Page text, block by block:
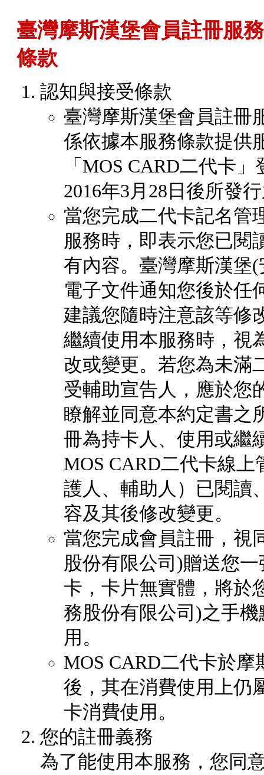
臺灣摩斯漢堡會員註冊服
條款
認知與接受條款
臺灣摩斯漢堡會員註冊
係依據本服務條款提供
「MOS CARD二代卡
2016年3月28日後所發
當您完成二代卡記名管
服務時，即表示您已閱
有內容。臺灣摩斯漢堡
電子文件通知您後於任
建議您隨時注意該等修
繼續使用本服務時，視
改或變更。若您為未滿
受輔助宣告人，應於您
瞭解並同意本約定書之
冊為持卡人、使用或繼
MOS CARD二代卡線
護人、輔助人）已閱讀
容及其後修改變更。
當您完成會員註冊，視
股份有限公司)贈送您
卡，卡片無實體，將於
務股份有限公司)之手機
用。
MOS CARD二代卡於
後，其在消費使用上仍
卡消費使用。
您的註冊義務
為了能使用本服務，您同